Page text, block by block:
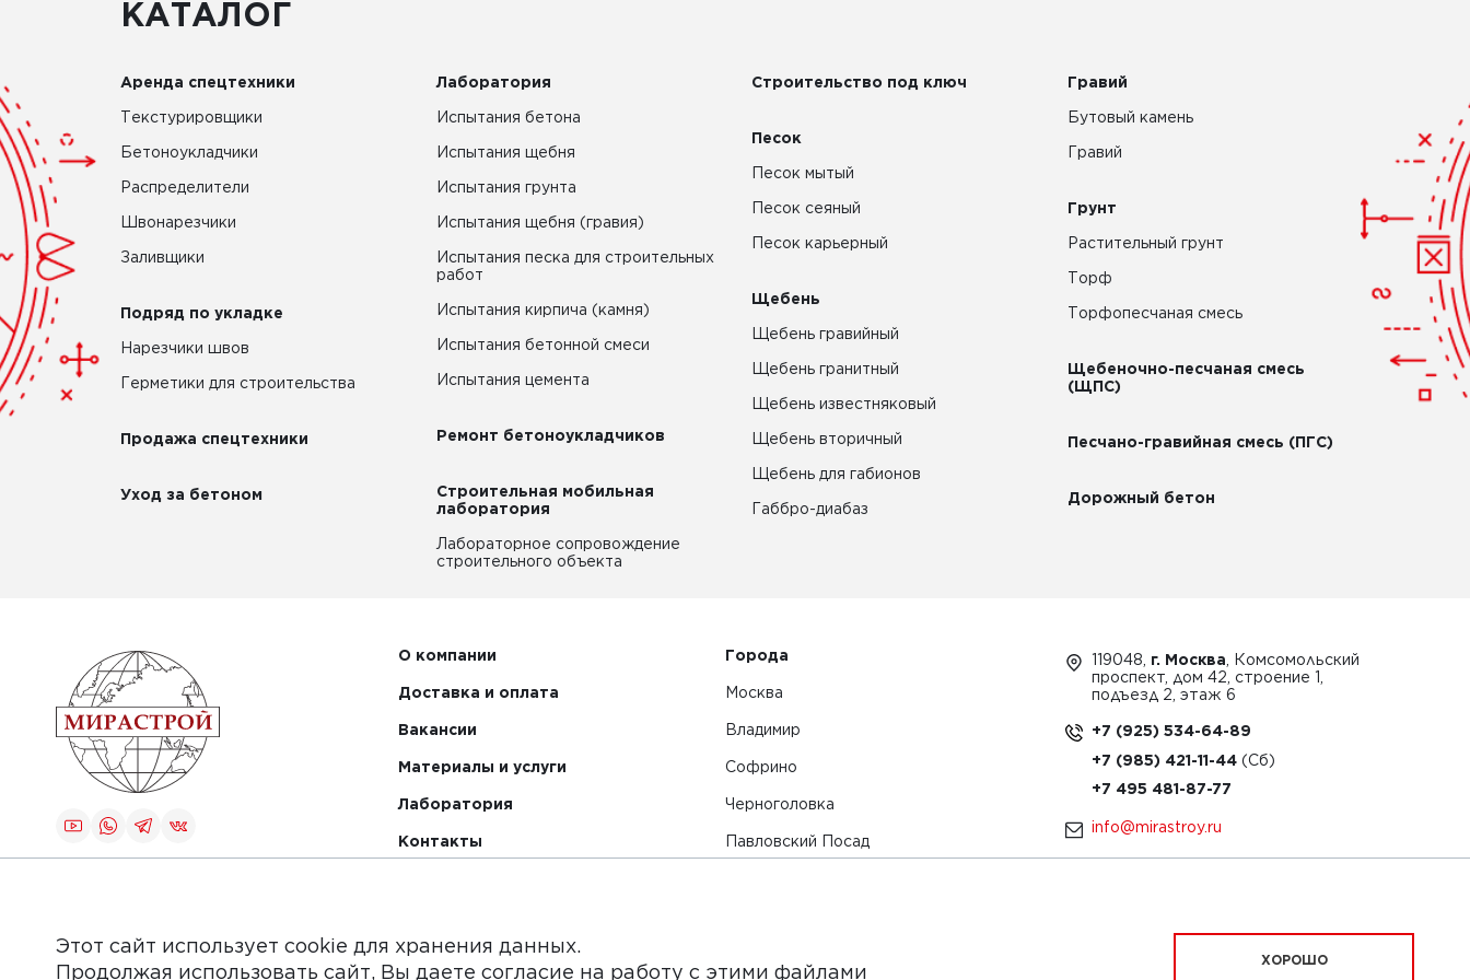
КАТАЛОГ
Аренда спецтехники
Текстурировщики
Бетоноукладчики
Распределители
Швонарезчики
Заливщики
Подряд по укладке
Нарезчики швов
Герметики для строительства
Продажа спецтехники
Уход за бетоном
Лаборатория
Испытания бетона
Испытания щебня
Испытания грунта
Испытания щебня (гравия)
Испытания песка для строительных
работ
Испытания кирпича (камня)
Испытания бетонной смеси
Испытания цемента
Ремонт бетоноукладчиков
Строительная мобильная
лаборатория
Лабораторное сопровождение
строительного объекта
Строительство под ключ
Песок
Песок мытый
Песок сеяный
Песок карьерный
Щебень
Щебень гравийный
Щебень гранитный
Щебень известняковый
Щебень вторичный
Щебень для габионов
Габбро-диабаз
Гравий
Бутовый камень
Гравий
Грунт
Растительный грунт
Торф
Торфопесчаная смесь
Щебеночно-песчаная смесь
(ЩПС)
Песчано-гравийная смесь (ПГС)
Дорожный бетон
О компании
Доставка и оплата
Вакансии
Материалы и услуги
Лаборатория
Контакты
Города
Москва
Владимир
Софрино
Черноголовка
Павловский Посад
119048, г. Москва , Комсомольский
проспект, дом 42, строение 1,
подъезд 2, этаж 6
+7 (925) 534-64-89
+7 (985) 421-11-44
+7 495 481-87-77
info@mirastroy.ru
Этот сайт использует cookie для хранения данных.
Продолжая использовать сайт, Вы даете согласие на работу с этими файлами
ХОРОШО